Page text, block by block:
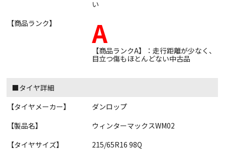
い
【商品ランク】
A
【商品ランクA】：走行距離が少なく、
目立つ傷もほとんどない中古品
■タイヤ詳細
【タイヤメーカー】
ダンロップ
【製品名】
ウィンターマックスWM02
【タイヤサイズ】
215/65R16 98Q